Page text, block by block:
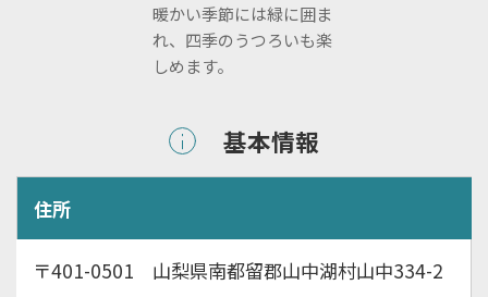
暖かい季節には緑に囲ま
れ、四季のうつろいも楽
しめます。
基本情報
住所
〒401-0501 山梨県南都留郡山中湖村山中334-2